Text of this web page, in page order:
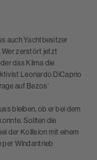
auch Yachtbesitzer
Wer zerstört jetzt
das Klima die
Leonardo DiCaprio
auf Bezos’
bleiben, ob er bei dem
Sollten die
der Kollision mit einem
per Windantrieb